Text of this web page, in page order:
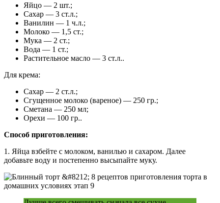
Яйцо — 2 шт.;
Сахар — 3 ст.л.;
Ванилин — 1 ч.л.;
Молоко — 1,5 ст.;
Мука — 2 ст.;
Вода — 1 ст.;
Растительное масло — 3 ст.л..
Для крема:
Сахар — 2 ст.л.;
Сгущенное молоко (вареное) — 250 гр.;
Сметана — 250 мл;
Орехи — 100 гр..
Способ приготовления:
1. Яйца взбейте с молоком, ванилью и сахаром. Далее
добавьте воду и постепенно высыпайте муку.